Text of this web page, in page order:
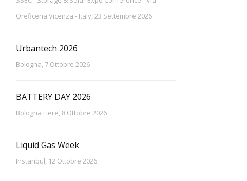
Oreficeria Vicenza - Italy, 23 Settembre 2026
Urbantech 2026
Bologna, 7 Ottobre 2026
BATTERY DAY 2026
Bologna Fiere, 8 Ottobre 2026
Liquid Gas Week
Instanbul, 12 Ottobre 2026